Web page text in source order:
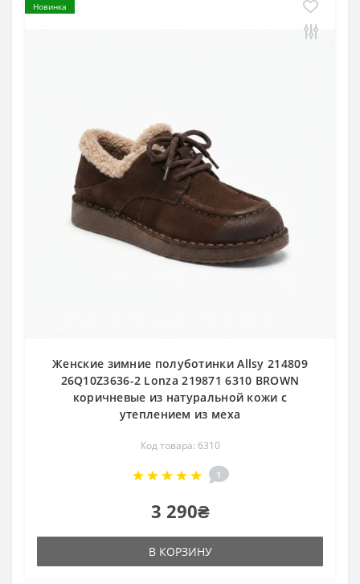
Новинка
Женские зимние полуботинки Allsy 214809
26Q10Z3636-2 Lonza 219871 6310 BROWN
коричневые из натуральной кожи с
утеплением из меха
Код товара: 6310
1
3 290₴
В КОРЗИНУ